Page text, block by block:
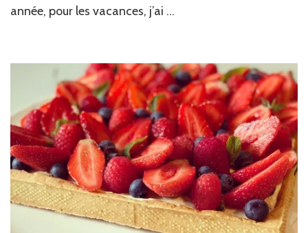
année, pour les vacances, j’ai …